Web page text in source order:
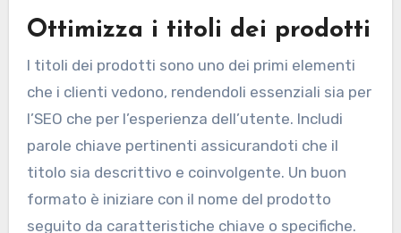
Ottimizza i titoli dei prodotti
I titoli dei prodotti sono uno dei primi elementi
che i clienti vedono, rendendoli essenziali sia per
l’SEO che per l’esperienza dell’utente. Includi
parole chiave pertinenti assicurandoti che il
titolo sia descrittivo e coinvolgente. Un buon
formato è iniziare con il nome del prodotto
seguito da caratteristiche chiave o specifiche.